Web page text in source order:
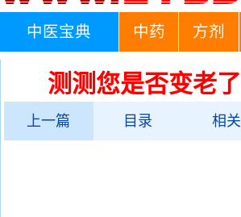
中医宝典 中药 方剂
测测您是否变老了
上一篇 目录 相关